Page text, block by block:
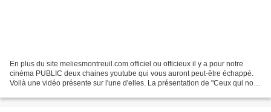
En plus du site meliesmontreuil.com officiel ou officieux il y a pour notre
cinéma PUBLIC deux chaines youtube qui vous auront peut-être échappé.
Voilà une vidéo présente sur l'une d'elles. La présentation de "Ceux qui nous